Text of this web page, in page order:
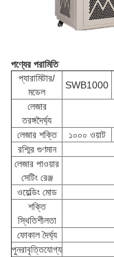
পণ্যের পরামিতি
প্যারামিটার/
মডেল
SWB1000
লেজার
তরঙ্গদৈর্ঘ্য
লেজার শক্তি
১০০০ ওয়াট
রশ্মির গুণমান
লেজার পাওয়ার
সেটিং রেঞ্জ
ওয়েল্ডিং মোড
শক্তি
স্থিতিশীলতা
ফোকাল দৈর্ঘ্য
পুনরাবৃত্তিযোগ্য